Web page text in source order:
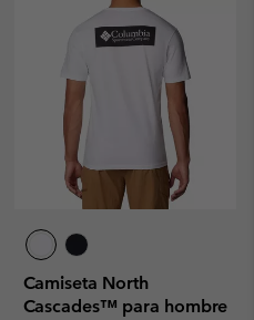
Camiseta North
Cascades™ para hombre